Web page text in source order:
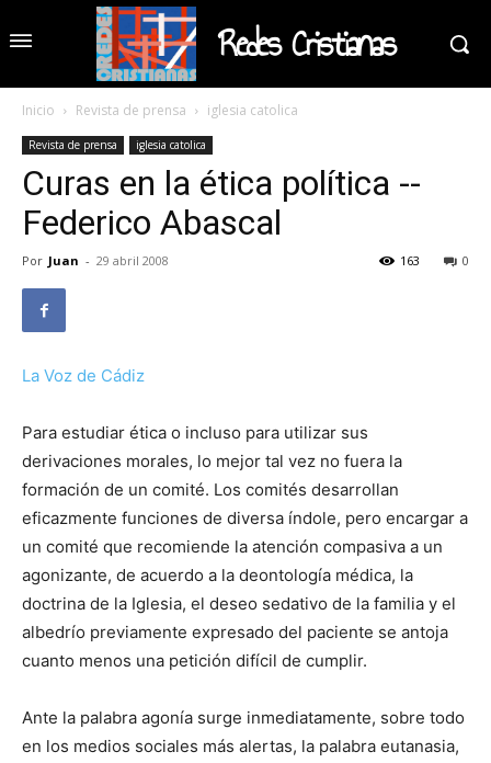
Redes Cristianas
Inicio Revista de prensa iglesia catolica
Revista de prensa iglesia catolica
Curas en la ética política --
Federico Abascal
Por Juan - 29 abril 2008 0
163
La Voz de Cádiz
Para estudiar ética o incluso para utilizar sus
derivaciones morales, lo mejor tal vez no fuera la
formación de un comité. Los comités desarrollan
eficazmente funciones de diversa índole, pero encargar a
un comité que recomiende la atención compasiva a un
agonizante, de acuerdo a la deontología médica, la
doctrina de la Iglesia, el deseo sedativo de la familia y el
albedrío previamente expresado del paciente se antoja
cuanto menos una petición difícil de cumplir.
Ante la palabra agonía surge inmediatamente, sobre todo
en los medios sociales más alertas, la palabra eutanasia,